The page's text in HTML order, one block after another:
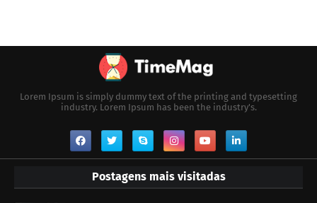
Lorem Ipsum is simply dummy text of the printing and typesetting
industry. Lorem Ipsum has been the industry's.
Postagens mais visitadas